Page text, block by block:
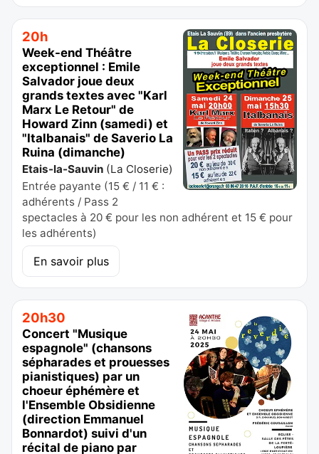
20h
Week-end Théâtre
exceptionnel : Emile
Salvador joue deux
grands textes avec "Karl
Marx Le Retour" de
Howard Zinn (samedi) et
"Italbanais" de Saverio La
Ruina (dimanche)
Etais-la-Sauvin (La Closerie)
Entrée payante (15 € / 11 € :
adhérents / Pass 2
spectacles à 20 € pour les non adhérent et 15 € pour
les adhérents)
En savoir plus
20h30
Concert "Musique
espagnole" (chansons
sépharades et prouesses
pianistiques) par un
choeur éphémère et
l'Ensemble Obsidienne
(direction Emmanuel
Bonnardot) suivi d'un
récital de piano par